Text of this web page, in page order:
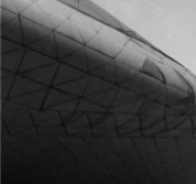
道
LETSFILM